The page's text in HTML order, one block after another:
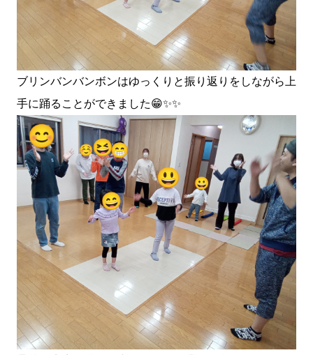
ブリンバンバンボンはゆっくりと振り返りをしながら上
手に踊ることができました😁✨✨